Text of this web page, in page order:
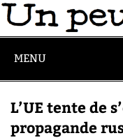
MENU
L’UE tente de
propagande